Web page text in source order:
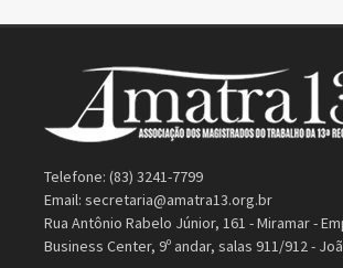
Telefone: (83) 3241-7799
Email: secretaria@amatra13.org.br
Rua Antônio Rabelo Júnior, 161 - Miramar -
Business Center, 9º andar, salas 911/912 -